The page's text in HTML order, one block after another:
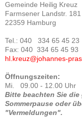
Gemeinde Heilig Kreuz
Farmsener Landstr. 181
22359 Hamburg
Tel.: 040 334 65 45 23
Fax: 040 334 65 45 93
hl.kreuz@johannes-
Öffnungszeiten:
Mi. 09.00 - 12.00 Uhr
Bitte beachten Sie
Sommerpause oder
"Vermeldungen".